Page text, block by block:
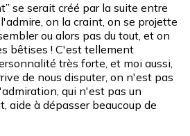
se serait créé par la suite entre
on la craint, on se projette
ou alors pas du tout, et on
bêtises ! C'est tellement
très forte, et moi aussi,
de nous disputer, on n'est pas
qui n'est pas un
aide à dépasser beaucoup de